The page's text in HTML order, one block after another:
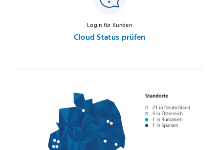
Login für Kunden
Cloud Status prüfen